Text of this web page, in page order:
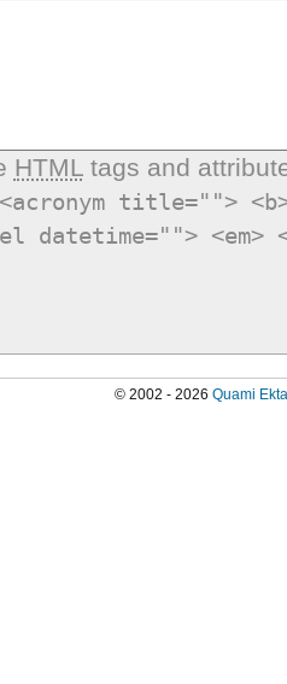
HTMLtags and
title="">
datetime="">
© 2002 - 2026 Quami